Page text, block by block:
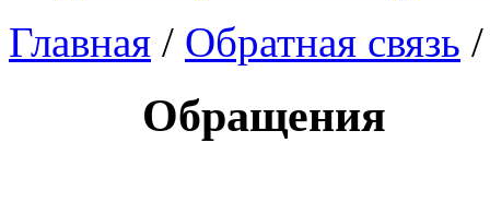
Главная / Обратная связь
Обращения